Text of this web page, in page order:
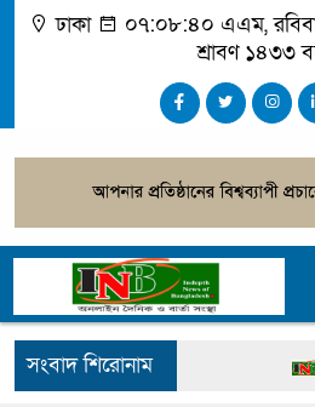
ঢাকা ০৭:০৮:৪১ এএম,
শ্রাবণ ১৪৩৩
সংবাদ শিরোনাম